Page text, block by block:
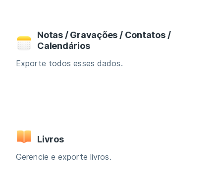
Notas / Gravações / Contatos /
Calendários
Exporte todos esses dados.
Livros
Gerencie e exporte livros.